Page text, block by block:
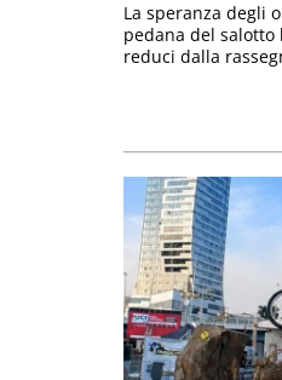
La speranza degli
pedana del
reduci dalla